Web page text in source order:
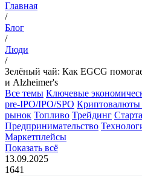
Главная
/
Блог
/
Люди
/
Зелёный чай: Как EGCG
и Alzheimer's
Все темы Ключевые
pre-IPO/IPO/SPO Криптовалюты
рынок Топливо Трейдинг
Предпринимательство
Маркетплейсы
Показать всё
13.09.2025
1641